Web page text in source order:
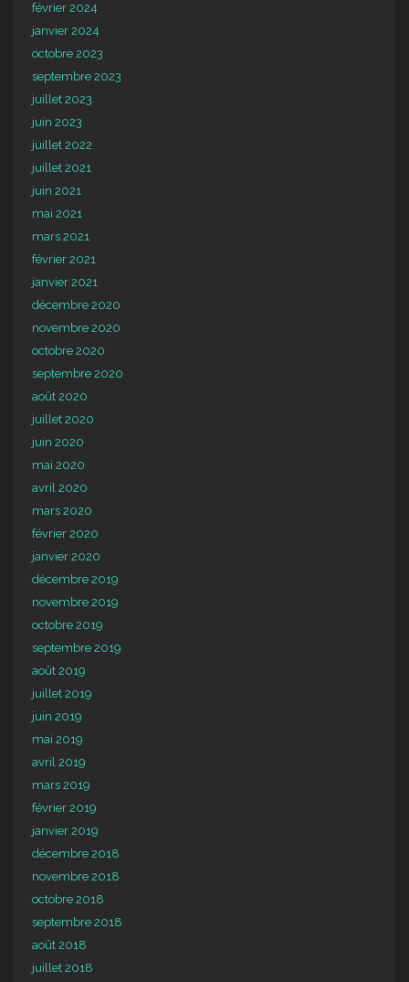
février 2024
janvier 2024
octobre 2023
septembre 2023
juillet 2023
juin 2023
juillet 2022
juillet 2021
juin 2021
mai 2021
mars 2021
février 2021
janvier 2021
décembre 2020
novembre 2020
octobre 2020
septembre 2020
août 2020
juillet 2020
juin 2020
mai 2020
avril 2020
mars 2020
février 2020
janvier 2020
décembre 2019
novembre 2019
octobre 2019
septembre 2019
août 2019
juillet 2019
juin 2019
mai 2019
avril 2019
mars 2019
février 2019
janvier 2019
décembre 2018
novembre 2018
octobre 2018
septembre 2018
août 2018
juillet 2018